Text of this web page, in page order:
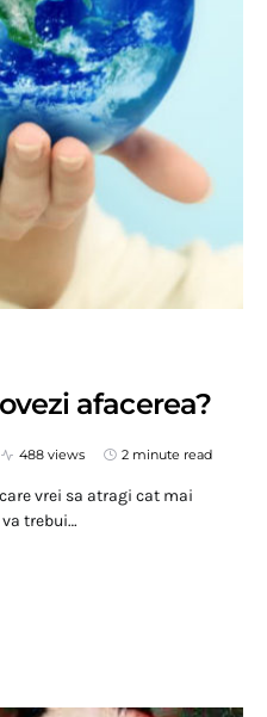
afacerea?
488 views 2 minute read
vrei sa atragi cat mai
trebui…